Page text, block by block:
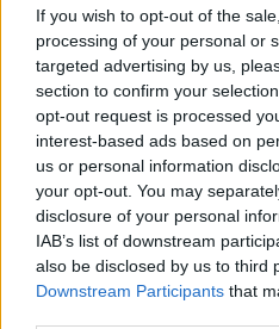
If you wish to opt-out of the
processing of your personal or
targeted advertising by us,
section to confirm your
opt-out request is processed
interest-based ads based on
us or personal information
your opt-out. You may
disclosure of your personal
IAB’s list of downstream
also be disclosed by us to third
Downstream Participants that